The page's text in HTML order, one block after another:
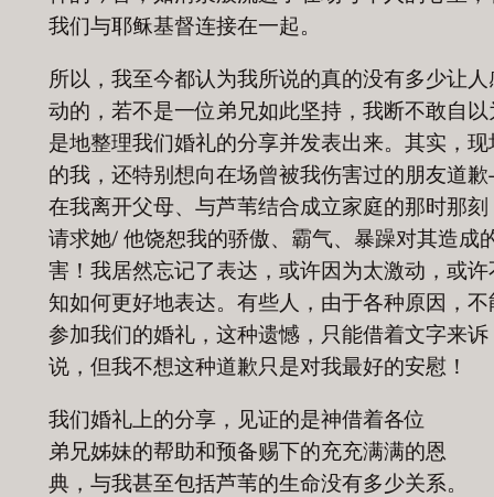
我们与耶稣基督连接在一起。
所以，我至今都认为我所说的真的没有多少让人
动的，若不是一位弟兄如此坚持，我断不敢自以
是地整理我们婚礼的分享并发表出来。其实，现
的我，还特别想向在场曾被我伤害过的朋友道
在我离开父母、与芦苇结合成立家庭的那时那刻
请求她/ 他饶恕我的骄傲、霸气、暴躁对其造成
害！我居然忘记了表达，或许因为太激动，或许
知如何更好地表达。有些人，由于各种原因，不
参加我们的婚礼，这种遗憾，只能借着文字来诉
说，但我不想这种道歉只是对我最好的安慰！
我们婚礼上的分享，见证的是神借着各位
弟兄姊妹的帮助和预备赐下的充充满满的恩
典，与我甚至包括芦苇的生命没有多少关系。